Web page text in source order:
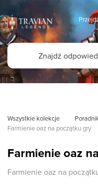
Wszystkie kolekcje
Farmienie oaz na początku gry
Farmienie oaz
Farmienie oaz na